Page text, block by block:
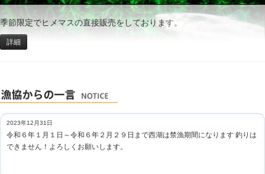
季節限定でヒメマスの直接販売をしております。
詳細
2023年12月31日
令和６年１月１日～令和６年２月２９日まで西湖は禁漁期間になります 釣りは
できません！よろしくお願いします。